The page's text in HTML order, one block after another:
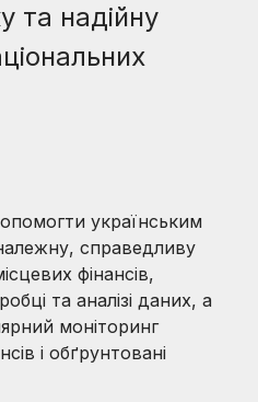
та надійну
українським
справедливу
фінансів,
та аналізі даних, а
моніторинг
і обґрунтовані